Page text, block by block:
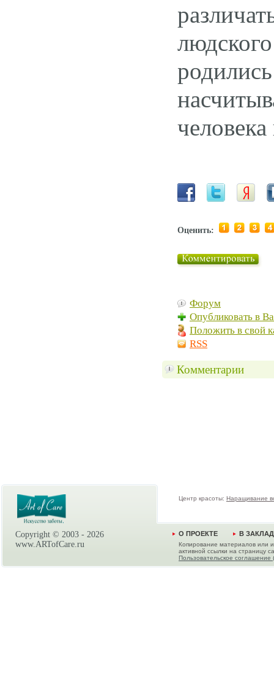
Оценить:
Форум
Опубликовать в
Положить в свой
RSS
Комментарии
Copyright © 2003 - 2026
www.ARTofCare.ru
Центр красоты: Наращивание
О ПРОЕКТЕ В
Копирование материалов или
активной ссылки на страницу
Пользовательское